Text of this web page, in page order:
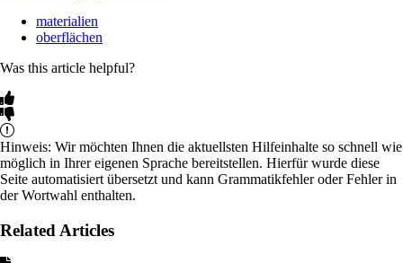
materialien
oberflächen
Was this article helpful?
Hinweis: Wir möchten Ihnen die aktuellsten Hilfeinhalte so schnell wie
möglich in Ihrer eigenen Sprache bereitstellen. Hierfür wurde diese
Seite automatisiert übersetzt und kann Grammatikfehler oder Fehler in
der Wortwahl enthalten.
Related Articles